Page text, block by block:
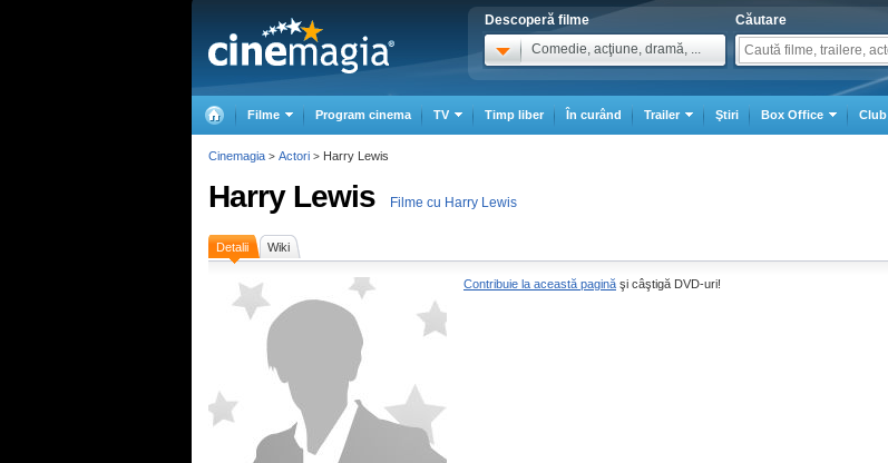
Descoperă filme
Comedie, acţiune, dramă, ...
Căutare
Filme Program cinema TV Timp liber În curând Trailer Ştiri Box Office Club
Harry Lewis Filme cu Harry Lewis
Detalii Wiki
Contribuie la această pagină şi câştigă DVD-uri!
Cinemagia > Actori > Harry Lewis